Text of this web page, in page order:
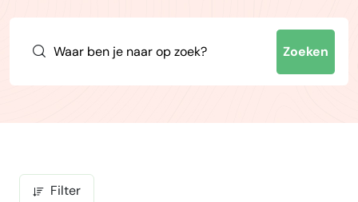
Zoeken
Filter